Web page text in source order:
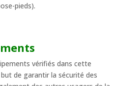
pieds).
vérifiés dans cette
de garantir la sécurité des